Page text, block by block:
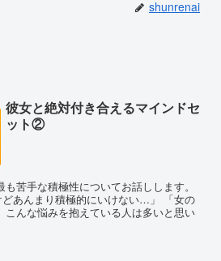
shunrenai
彼女と絶対付き合えるマインドセ
ット②
苦手な積極性についてお話しします。
どあんまり積極的にいけない…」 「女の
こんな悩みを抱えている人は多いと思い